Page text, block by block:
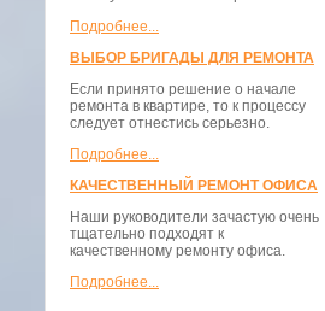
Подробнее...
ВЫБОР БРИГАДЫ ДЛЯ РЕМОНТА
Если принято решение о начале
ремонта в квартире, то к процессу
следует отнестись серьезно.
Подробнее...
КАЧЕСТВЕННЫЙ РЕМОНТ ОФИСА
Наши руководители зачастую очень
тщательно подходят к
качественному ремонту офиса.
Подробнее...